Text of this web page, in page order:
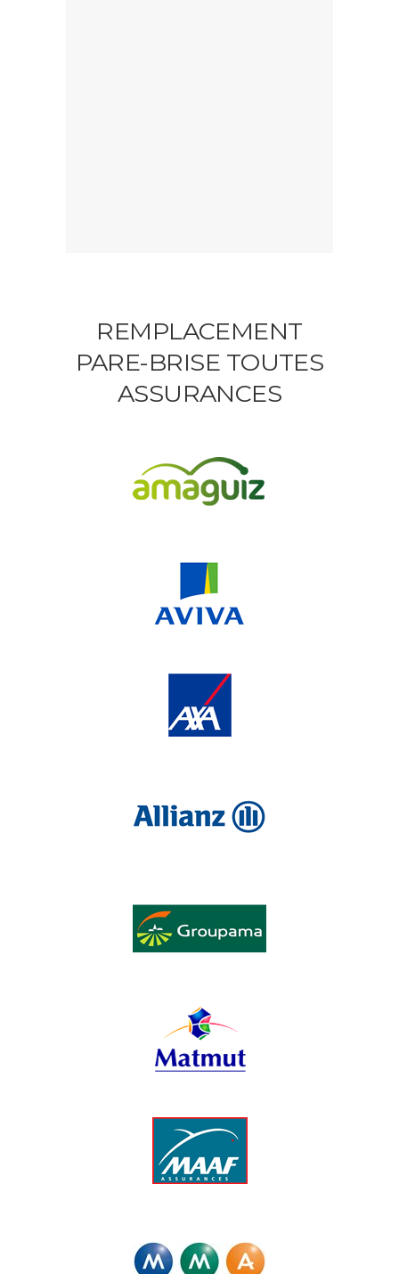
REMPLACEMENT
PARE-BRISE TOUTES
ASSURANCES